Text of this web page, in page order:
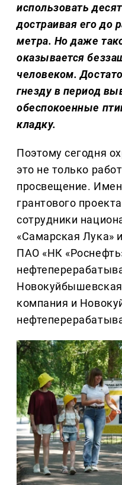
использовать
достраивая его до
метра. Но даже
оказывается
человеком.
гнезду в период
обеспокоенные
кладку.
Поэтому сегодня
это не только
просвещение.
грантового
сотрудники
«Самарская Лука»
ПАО «НК
компания и